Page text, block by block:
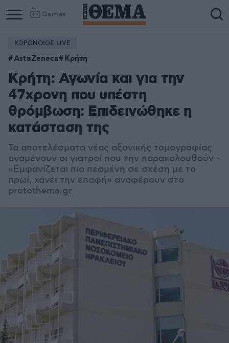
Games
ΚΟΡΩΝΟΙΟΣ LIVE
AstaZeneca Κρήτη
Κρήτη: Αγωνία και για την
47χρονη που υπέστη
θρόμβωση: Επιδεινώθηκε η
κατάσταση της
Τα αποτελέσματα νέας αξονικής τομογραφίας
αναμένουν οι γιατροί που την παρακολουθούν -
«Εμφανίζεται πιο πεσμένη σε σχέση με το
πρωί, χάνει την επαφή» αναφέρουν στο
protothema.gr